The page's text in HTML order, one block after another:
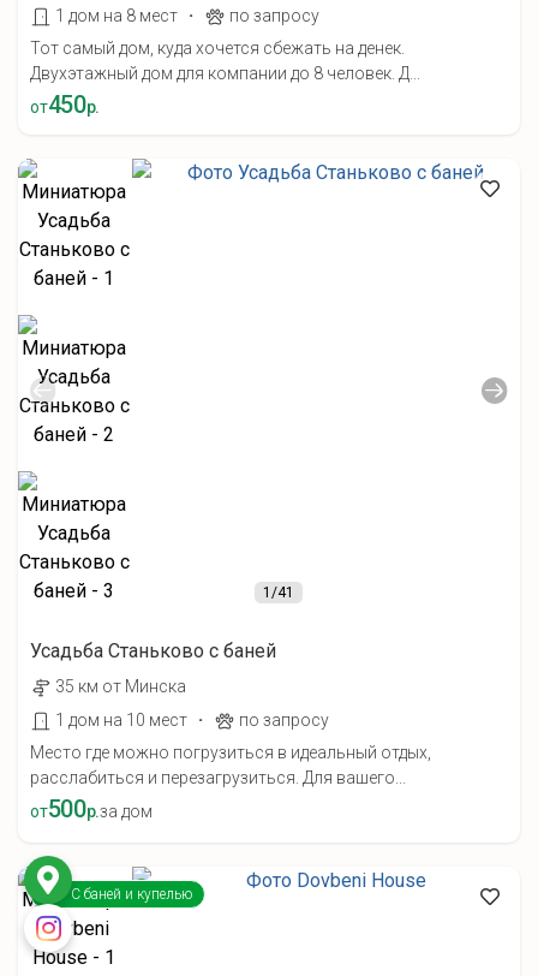
1 дом на 8 мест
·
по запросу
Тот самый дом, куда хочется сбежать на денек.
Двухэтажный дом для компании до 8 человек. Д...
от450р.
1/41
Усадьба Станьково с баней
35 км от Минска
1 дом на 10 мест
·
по запросу
Место где можно погрузиться в идеальный отдых,
расслабиться и перезагрузиться. Для вашего...
от500р.за дом
С баней и купелью